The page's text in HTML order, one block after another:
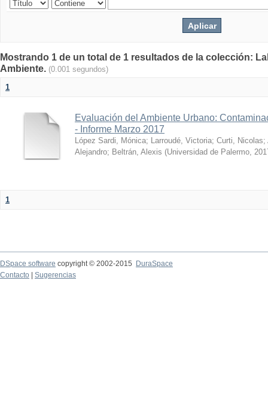
Mostrando 1 de un total de 1 resultados de la colección:
Ambiente. (0.001 segundos)
1
Evaluación del Ambiente Urbano:
- Informe Marzo 2017
López Sardi, Mónica; Larroudé, Victoria; Curti, Nicolas;
Alejandro; Beltrán, Alexis (Universidad de Palermo,
1
DSpace software copyright © 2002-2015
DuraSpace
Contacto
Sugerencias